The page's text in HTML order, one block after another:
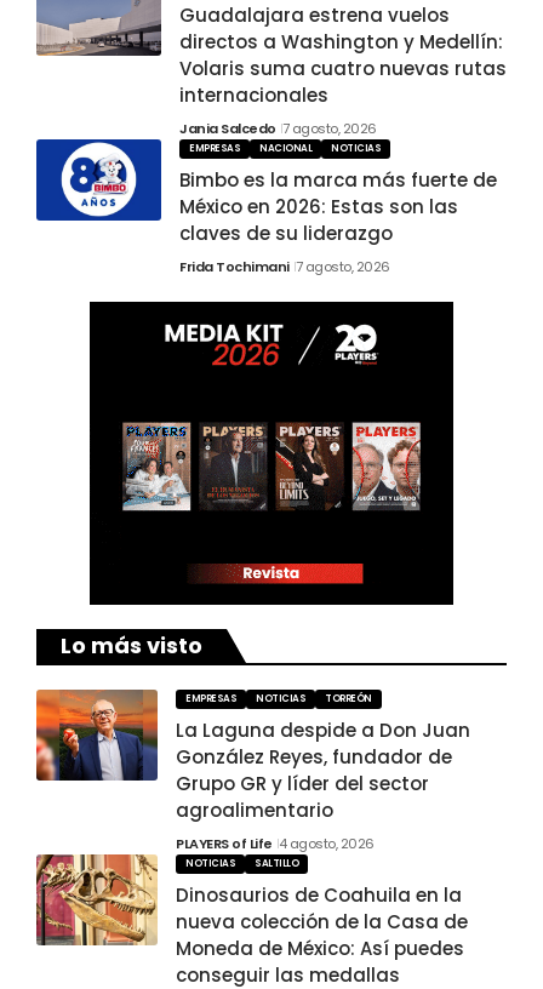
Guadalajara estrena vuelos
directos a Washington y Medellín:
Volaris suma cuatro nuevas rutas
internacionales
Jania Salcedo 7 agosto, 2026
EMPRESAS NACIONAL NOTICIAS
Bimbo es la marca más fuerte de
México en 2026: Estas son las
claves de su liderazgo
Frida Tochimani 7 agosto, 2026
Lo más visto
EMPRESAS NOTICIAS TORREÓN
La Laguna despide a Don Juan
González Reyes, fundador de
Grupo GR y líder del sector
agroalimentario
PLAYERS of Life 4 agosto, 2026
NOTICIAS SALTILLO
Dinosaurios de Coahuila en la
nueva colección de la Casa de
Moneda de México: Así puedes
conseguir las medallas